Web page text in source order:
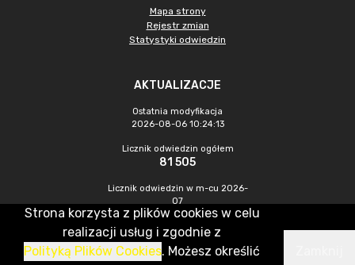
Mapa strony
Rejestr zmian
Statystyki odwiedzin
AKTUALIZACJE
Ostatnia modyfikacja
2026-08-06 10:24:13
Licznik odwiedzin ogółem
81 505
Licznik odwiedzin w m-cu 2026-
07
1 283
CMS & Hosting: Nefeni Sp. z o.o.
Strona korzysta z plików cookies w celu
realizacji usług i zgodnie z
Polityką Plików Cookies. Możesz określić